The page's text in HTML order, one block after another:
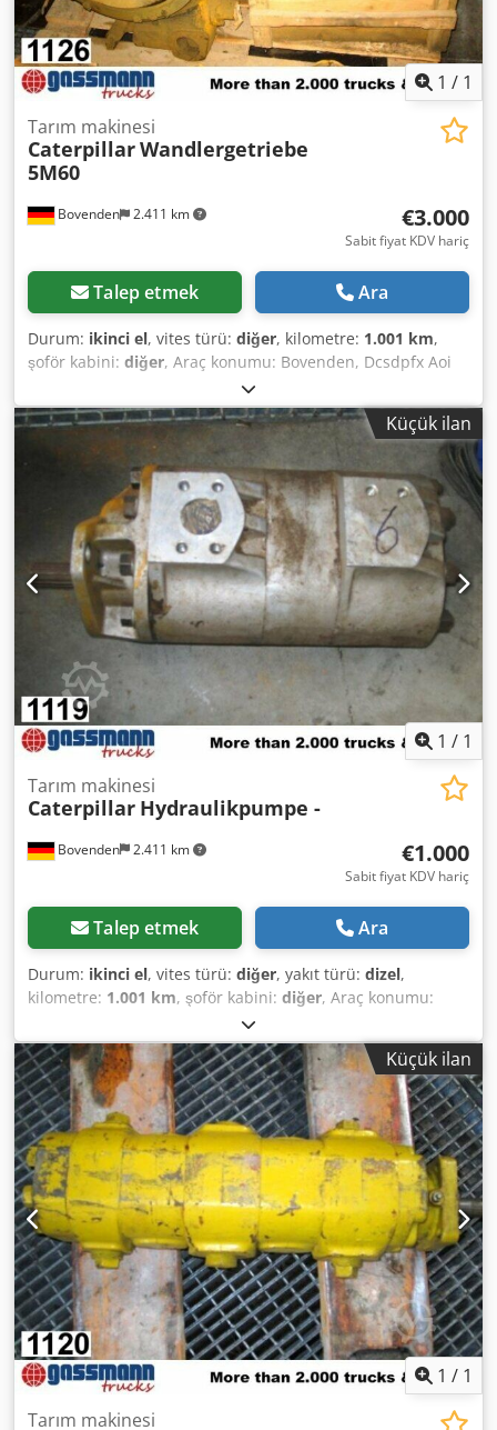
1 / 1
Bovenden 2.411 km
Tarım makinesi
CaterpillarWandlergetriebe
5M60
€3.000
Sabit fiyat KDV hariç
Talep etmek Ara
Durum: ikinci el, vites türü: diğer, kilometre: 1.001 km,
şoför kabini: diğer, Araç konumu: Bovenden, Dcsdpfx Aoi
Rphcsltok Üst yapı: greyder için AKSESUAR BİLGİLERİ
GARANTİSİZ, değişiklik, ara satış ve hatalar saklıdır! - .
Küçük ilan
1 / 1
Bovenden 2.411 km
Tarım makinesi
Caterpillar Hydraulikpumpe -
€1.000
Sabit fiyat KDV hariç
Talep etmek Ara
Durum: ikinci el, vites türü: diğer, yakıt türü: dizel,
kilometre: 1.001 km, şoför kabini: diğer, Araç konumu:
Bovenden, Dcsdpsi Rpa Sefx Altek Üst yapı: hidrolik pompa
KULLANILMIŞ No.: 5749J4027 AKSESUAR BİLGİLERİ
GARANTİSİZ, değişiklik, ara satış ve hatalar saklıdır!Küçük ilan
1 / 1
Tarım makinesi